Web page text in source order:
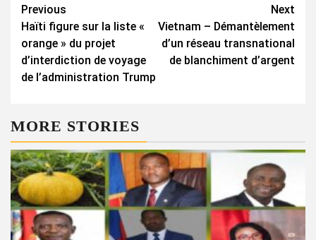
Continue
Reading
Previous
Haïti figure sur la liste «
orange » du projet
d’interdiction de voyage
de l’administration Trump
Next
Vietnam – Démantèlement
d’un réseau transnational
de blanchiment d’argent
MORE STORIES